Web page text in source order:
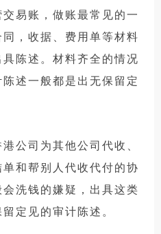
易账，做账最常见的一
，收据、费用单等材料
陈述。材料齐全的情况
述一般都是出无保留定
司为其他公司代收、
和帮别人代收代付的协
洗钱的嫌疑，出具这类
定见的审计陈述。